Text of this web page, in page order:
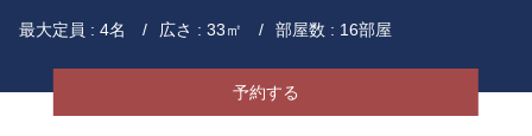
最大定員 : 4名 広さ : 33㎡ 部屋数 : 16部屋
予約する